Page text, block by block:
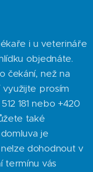
i u veterináře
objednáte.
čekání, než na
prosím
181 nebo +420
také
je
dohodnout v
termínu vás